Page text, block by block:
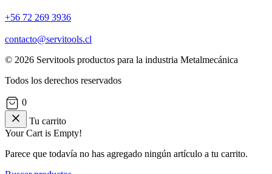
+56 72 269 3936
contacto@servitools.cl
© 2026 Servitools productos para la industria Metalmecánica
Todos los derechos reservados
0
Tu carrito
Your Cart is Empty!
Parece que todavía no has agregado ningún artículo a tu carrito.